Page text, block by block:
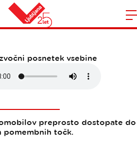
Domovmobilnost
posnetek vsebine
preprosto dostopate do
pomembnih točk.